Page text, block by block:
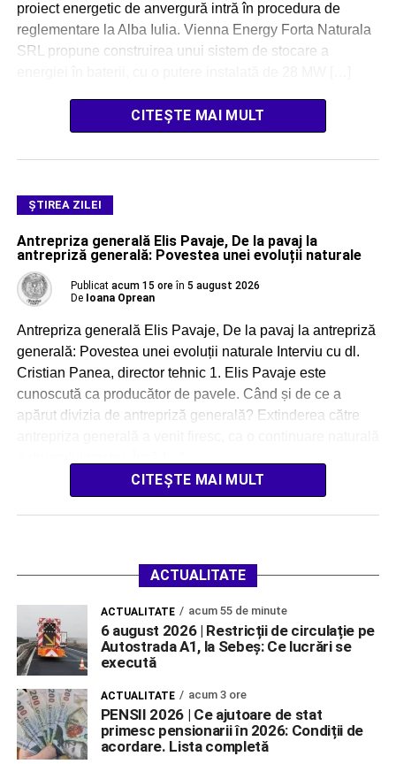
proiect energetic de anvergură intră în procedura de
reglementare la Alba Iulia. Vienna Energy Forta Naturala
SRL propune construirea unui sistem de stocare a
CITEȘTE MAI MULT
ŞTIREA ZILEI
Antrepriza generală Elis Pavaje, De la pavaj la
antrepriză generală: Povestea unei evoluții naturale
Publicat acum 15 ore în 5 august 2026
De Ioana Oprean
Antrepriza generală Elis Pavaje, De la pavaj la antrepriză
generală: Povestea unei evoluții naturale Interviu cu dl.
Cristian Panea, director tehnic 1. Elis Pavaje este
cunoscută ca producător de pavele. Când și de ce a
apărut divizia de antrepriză generală? Extinderea către
CITEȘTE MAI MULT
ACTUALITATE
ACTUALITATE acum 55 de minute
6 august 2026 | Restricții de circulație pe
Autostrada A1, la Sebeș: Ce lucrări se
execută
ACTUALITATE acum 3 ore
PENSII 2026 | Ce ajutoare de stat
primesc pensionarii în 2026: Condiții de
acordare. Lista completă